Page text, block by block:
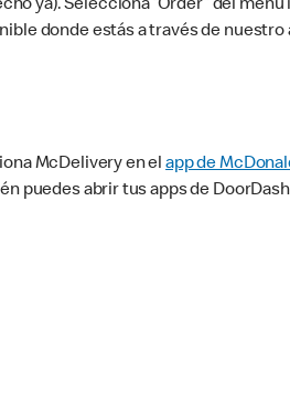
ya). Selecciona “Order” del
donde estás a través de nuestro
McDelivery en elapp de
puedes abrir tus apps de